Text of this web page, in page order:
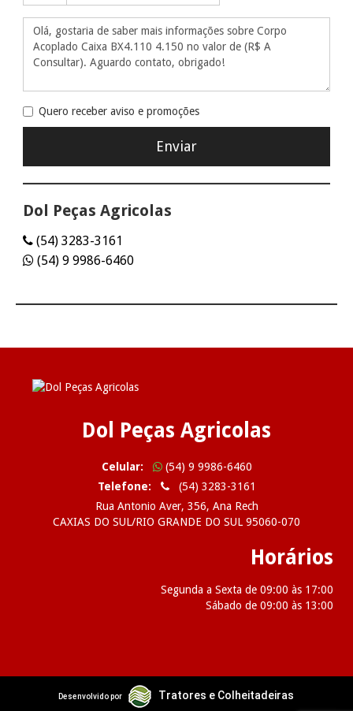
Quero receber aviso e promoções
Dol Peças Agricolas
(54) 3283-3161
(54) 9 9986-6460
Dol Peças Agricolas
Celular:
(54) 9 9986-6460
Telefone:
(54) 3283-3161
Rua Antonio Aver, 356, Ana Rech
CAXIAS DO SUL/RIO GRANDE DO SUL 95060-070
Horários
Segunda a Sexta de 09:00 às 17:00
Sábado de 09:00 às 13:00
2026 Dol Peças Agricolas
Desenvolvido por Tratores e Colheitadeiras